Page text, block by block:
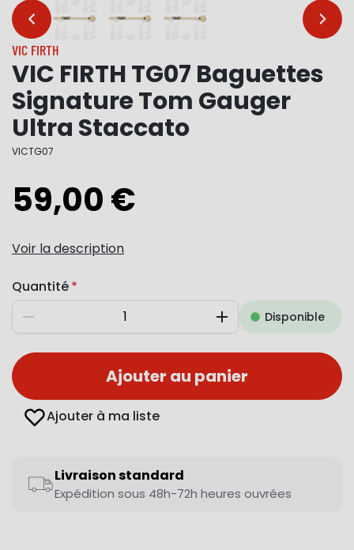
… …
VIC FIRTH
VIC FIRTH TG07 Baguettes
Signature Tom Gauger
Ultra Staccato
VICTG07
59,00 €
Voir la description
Quantité
Diminuer AugmenterDisponible
Ajouter au panier
Ajouter à ma liste
Livraison standard
Expédition sous 48h-72h heures ouvrées